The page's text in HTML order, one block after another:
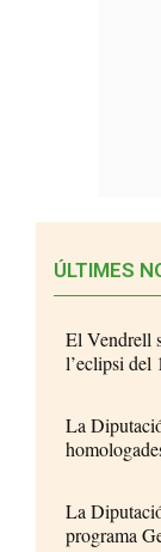
ÚLTIMES
El Vendrell
l’eclipsi del
La
La
programa